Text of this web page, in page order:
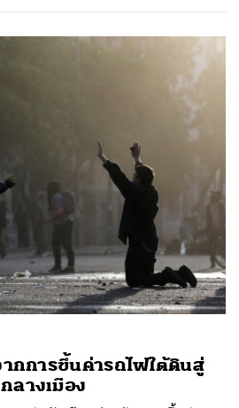
กการขึ้นค่ารถไฟใต้ดินสู่
ลางเมือง